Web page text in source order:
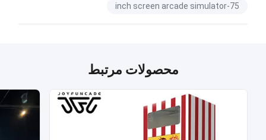
75-inch screen arcade simulator
محصولات مرتبط